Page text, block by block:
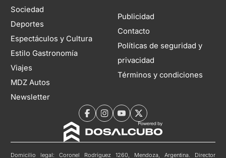
Sociedad
Deportes
Espectáculos y Cultura
Estilo Gastronomía
Viajes
MDZ Autos
Newsletter
Publicidad
Contacto
Políticas de seguridad y
privacidad
Términos y condiciones
Domicilio legal: Coronel Rodríguez 1260, Mendoza, Argentina. Director